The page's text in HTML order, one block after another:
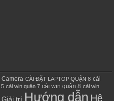
Camera CÀI ĐẶT LAPTOP QUẬN 8 cài
5 cài win quận 7 cài win quận 8 cài win
Giải trí Hướng dẫn Hệ